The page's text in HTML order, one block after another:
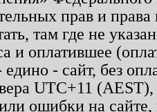
прав и
там где не
и оплатившее
- сайт, без
UTC+11
ошибки на